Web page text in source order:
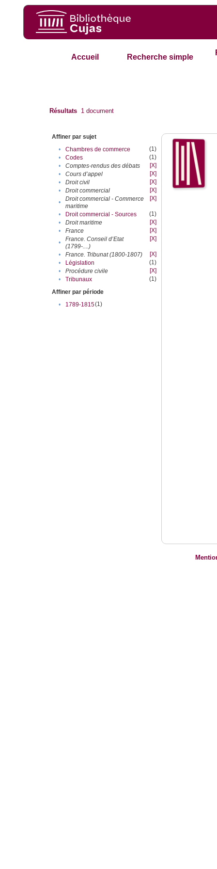
Accueil Recherche simple
Résultats 1 document
Affiner par sujet
•
Chambres de commerce
(1)
•
Codes
(1)
•
Comptes-rendus des débats
[X]
•
Cours d’appel
[X]
•
Droit civil
[X]
•
Droit commercial
[X]
•
Droit commercial - Commerce
maritime
[X]
• Droit commercial - Sources
(1)
•
Droit maritime
[X]
•
France
[X]
•
France. Conseil d’Etat
(1799-....)
[X]
• France. Tribunat (1800-1807)
[X]
•
Législation
(1)
•
Procédure civile
[X]
•
Tribunaux
(1)
Affiner par période
•
1789-1815(1)